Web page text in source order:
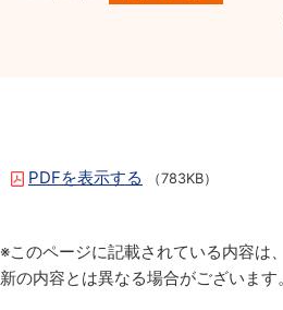
PDFを表示する （783KB）
※このページに記載されている内容は
新の内容とは異なる場合がございます。